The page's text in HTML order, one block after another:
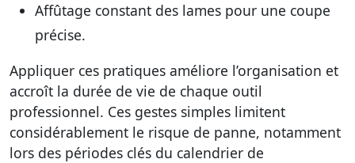
Affûtage constant des lames pour une coupe
précise.
Appliquer ces pratiques améliore l’organisation et
accroît la durée de vie de chaque outil
professionnel. Ces gestes simples limitent
considérablement le risque de panne, notamment
lors des périodes clés du calendrier de